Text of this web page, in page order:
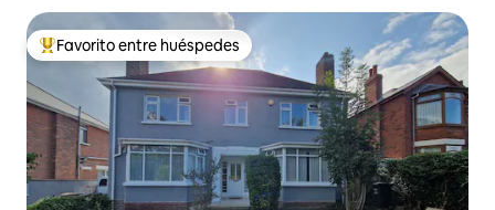
Favorito entre huéspedes preferido
Favorito entre huéspedes